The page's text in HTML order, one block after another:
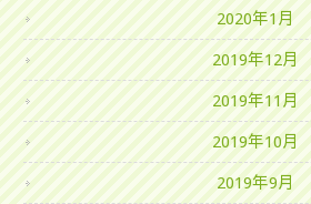
2020年1月
2019年12月
2019年11月
2019年10月
2019年9月